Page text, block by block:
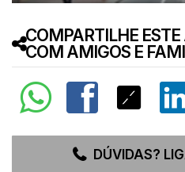
COMPARTILHE
COM AMIGOS E
DÚVIDAS?